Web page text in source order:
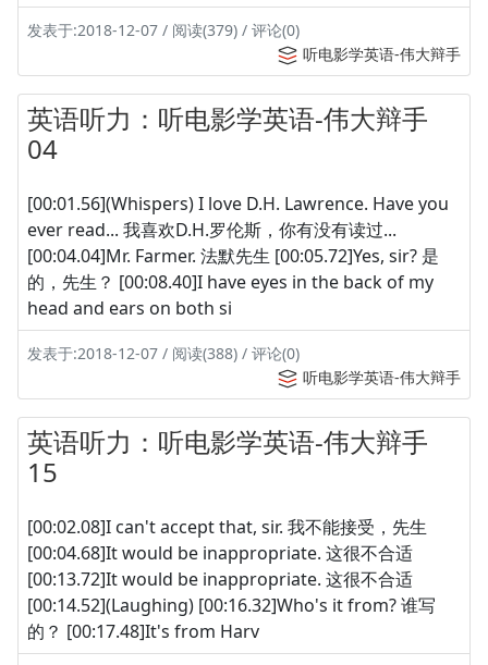
发表于:2018-12-07 / 阅读(379) / 评论(0)
听电影学英语-伟大辩手
英语听力：听电影学英语-伟大辩手
04
[00:01.56](Whispers) I love D.H. Lawrence. Have you
ever read... 我喜欢D.H.罗伦斯，你有没有读过...
[00:04.04]Mr. Farmer. 法默先生 [00:05.72]Yes, sir? 是
的，先生？ [00:08.40]I have eyes in the back of my
head and ears on both si
发表于:2018-12-07 / 阅读(388) / 评论(0)
听电影学英语-伟大辩手
英语听力：听电影学英语-伟大辩手
15
[00:02.08]I can't accept that, sir. 我不能接受，先生
[00:04.68]It would be inappropriate. 这很不合适
[00:13.72]It would be inappropriate. 这很不合适
[00:14.52](Laughing) [00:16.32]Who's it from? 谁写
的？ [00:17.48]It's from Harv